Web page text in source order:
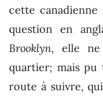
cette canadienne
question en
Brooklyn, elle ne
quartier; mais pu
route à suivre,